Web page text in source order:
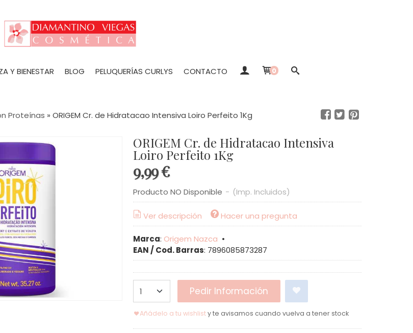
Y BIENESTAR BLOG PELUQUERÍAS CURLYS CONTACTO 0
Proteínas » ORIGEM Cr. de Hidratacao Intensiva Loiro Perfeito 1Kg
ORIGEM Cr. de Hidratacao Intensiva
Loiro Perfeito 1Kg
9,99 €
Producto NO Disponible - (Imp. Incluidos)
Ver descripción Hacer una pregunta
Marca: Origem Nazca •
EAN / Cod. Barras: 7896085873287
Pedir Información
Añádelo a tu wishlisty te avisamos cuando vuelva a tener stock